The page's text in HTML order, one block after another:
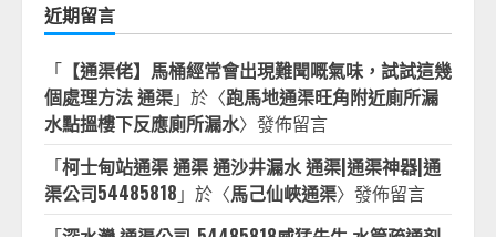
近期留言
「 【通渠佬】馬桶經常會出現難聞嘅氣味，試試這幾
個處理方法 通渠」於〈跑馬地通渠旺角附近廁所漏
水點搵樓下反應廁所漏水〉發佈留言
「柯士甸站通渠 通渠 通沙井漏水 通渠|通渠神器|通
渠公司54485818 」於〈馬己仙峽通渠〉發佈留言